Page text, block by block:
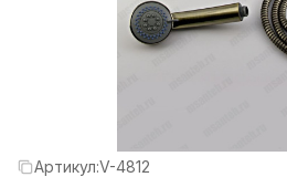
Артикул:V-4812